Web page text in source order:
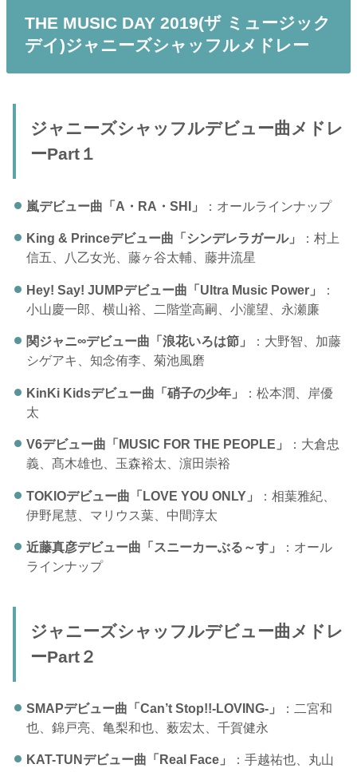
THE MUSIC DAY 2019(ザ ミュージック
デイ)ジャニーズシャッフルメドレー
ジャニーズシャッフルデビュー曲メドレ
ーPart１
嵐デビュー曲「A・RA・SHI」 ：オールラインナップ
King & Princeデビュー曲「シンデレラガール」
：村上
信五、八乙女光、藤ヶ谷太輔、藤井流星
Hey! Say! JUMPデビュー曲「Ultra Music Power」
：
小山慶一郎、横山裕、二階堂高嗣、小瀧望、永瀬廉
関ジャニ∞デビュー曲「浪花いろは節」
：大野智、加藤
シゲアキ、知念侑李、菊池風磨
KinKi Kidsデビュー曲「硝子の少年」
：松本潤、岸優
太
V6デビュー曲「MUSIC FOR THE PEOPLE」
：大倉忠
義、髙木雄也、玉森裕太、濵田崇裕
TOKIOデビュー曲「LOVE YOU ONLY」
：相葉雅紀、
伊野尾慧、マリウス葉、中間淳太
近藤真彦デビュー曲「スニーカーぶる～す」
：オール
ラインナップ
ジャニーズシャッフルデビュー曲メドレ
ーPart２
SMAPデビュー曲「Can’t Stop!!-LOVING-」
：二宮和
也、錦戸亮、亀梨和也、薮宏太、千賀健永
KAT-TUNデビュー曲「Real Face」
：手越祐也、丸山